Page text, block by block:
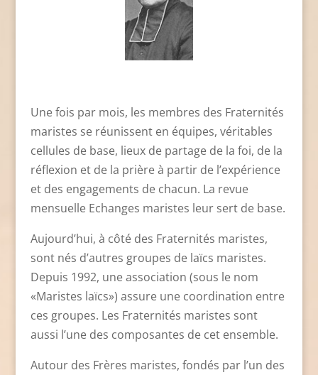
Une fois par mois, les membres des Fraternités
maristes se réunissent en équipes, véritables
cellules de base, lieux de partage de la foi, de la
réflexion et de la prière à partir de l’expérience
et des engagements de chacun. La revue
mensuelle Echanges maristes leur sert de base.
Aujourd’hui, à côté des Fraternités maristes,
sont nés d’autres groupes de laïcs maristes.
Depuis 1992, une association (sous le nom
«Maristes laïcs») assure une coordination entre
ces groupes. Les Fraternités maristes sont
aussi l’une des composantes de cet ensemble.
Autour des Frères maristes, fondés par l’un des